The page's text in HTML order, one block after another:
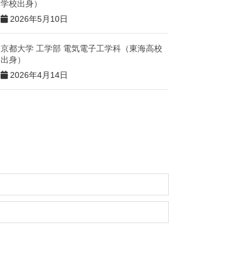
学校出身）
2026年5月10日
京都大学 工学部 電気電子工学科（東海高校
出身）
2026年4月14日